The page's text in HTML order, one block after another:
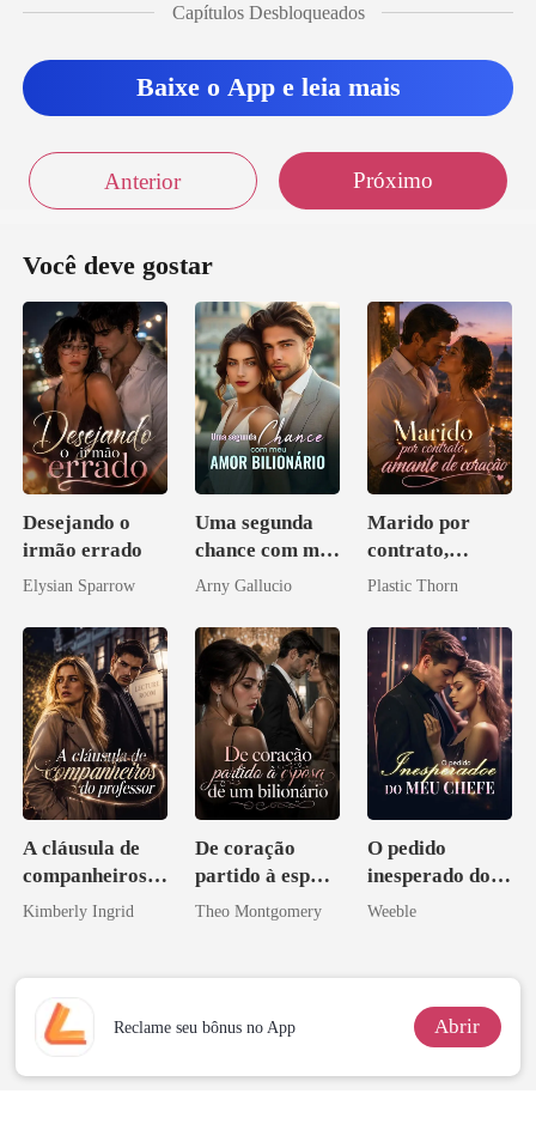
Capítulos Desbloqueados
Baixe o App e leia mais
Anterior Próximo
Você deve gostar
Desejando o
irmão errado
Elysian Sparrow
Uma segunda
chance com meu
amor bilionário
Arny Gallucio
Marido por
contrato,
amante de
Plastic Thorn
A cláusula de
companheiros
do professor
Kimberly Ingrid
De coração
partido à esposa
de um bilionário
Theo Montgomery
O pedido
inesperado do
meu chefe
Weeble
Reclame seu bônus no App Abrir